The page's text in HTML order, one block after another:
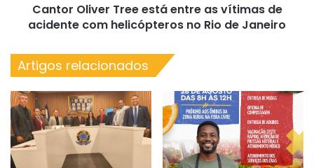
helicópteros
Rio
de
Janeiro
Cantor Oliver Tree está entre as vítimas de
acidente com helicópteros no Rio de Janeiro
Artigos relacionados